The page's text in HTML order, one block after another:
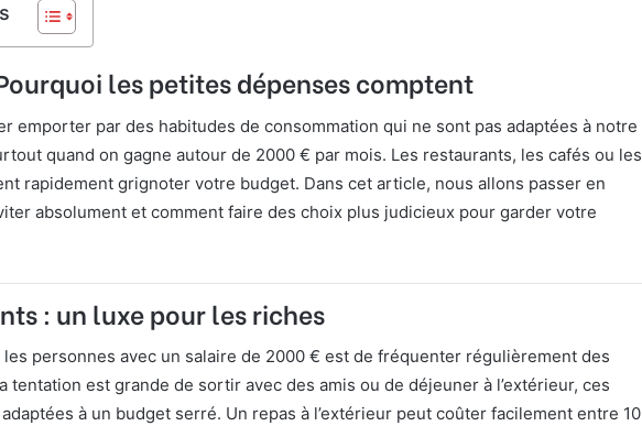
les petites dépenses comptent
emporter par des habitudes de consommation qui ne sont pas adaptées à notre
quand on gagne autour de 2000 € par mois. Les restaurants, les cafés ou les
rapidement grignoter votre budget. Dans cet article, nous allons passer en
absolument et comment faire des choix plus judicieux pour garder votre
: un luxe pour les riches
personnes avec un salaire de 2000 € est de fréquenter régulièrement des
tentation est grande de sortir avec des amis ou de déjeuner à l’extérieur, ces
à un budget serré. Un repas à l’extérieur peut coûter facilement entre 10